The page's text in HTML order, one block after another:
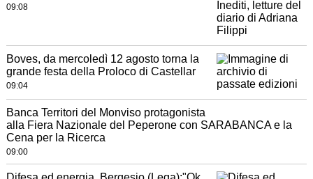
09:08
Boves, da mercoledì 12 agosto torna la
grande festa della Proloco di Castellar
09:04
Banca Territori del Monviso protagonista
alla Fiera Nazionale del Peperone con SARABANCA e la
Cena per la Ricerca
09:00